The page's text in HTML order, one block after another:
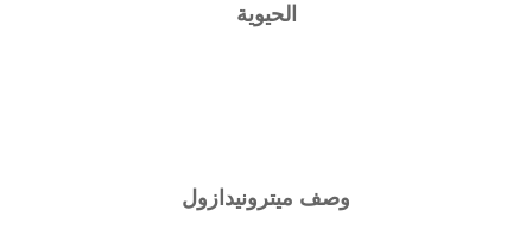
الحيوية
وصف ميترونيدازول